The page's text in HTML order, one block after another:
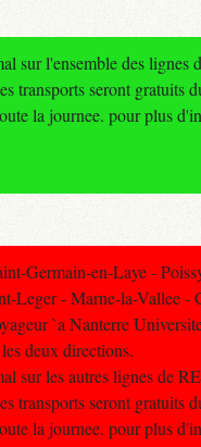
sur l'ensemble des lignes
transports seront gratuits
la journee. pour plus
Germain-en-Laye -
Leger - Marne-la-Vallee -
`a Nanterre
deux directions.
sur les autres lignes de
transports seront gratuits
la journee. pour plus